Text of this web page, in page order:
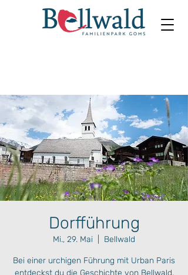
Dorfführung
Mi., 29. Mai Bellwald
Bei einer urchigen Führung mit Urban Paris
entdeckst du die Geschichte von Bellwald.